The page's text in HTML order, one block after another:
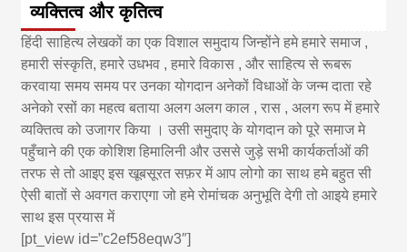
व्यक्तित्व और कृतित्व
हिंदी साहित्य लेखकों का एक विशाल समुदाय जिन्होंने हमे हमारे समाज ,
हमारी संस्कृति, हमारे उधभव , हमारे विकास , और साहित्य से रूबरू
करवाया समय समय पर उनका योगदान अनेकों विधाओं के जन्म दाता रहे
अनेको रसों का महत्व बताया अलग अलग काल , रास , अलग रूप में हमारे
व्यक्तित्व को उजागर किया । उसी समुदाए के योगदान को पूरे समाज मे
पहुँचाने की एक कोशिश हिमालिनी और उससे जुड़े सभी कार्यकर्ताओं की
तरफ से तो आइए इस खूबसूरत सफ़र में आप लोगो का साथ हमे बहुत सी
ऐसी बातों से अवगत कराएगा जो हमे रोमांचक अनुभूति देगी तो आइये हमारे
साथ इस प्रयास में
[pt_view id=”c2ef58eqw3″]